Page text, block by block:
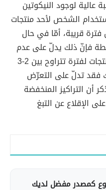
عالية لوجود النيكوتين
الشخص لأحد منتجات
فترة قريبة، أمّا في حال
فإنّ ذلك يدلّ على عدم
استخدام الشخص لأحد هذه المنتجات لفترة تتراوح بين 2-3
فقد تدلّ على التعرّض
أن التراكيز المنخفضة
الإقلاع عن التبغ
كمصدر مفضل لديك